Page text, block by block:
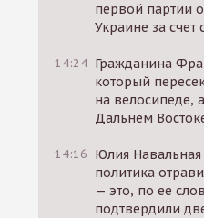
первой партии
Украине за счет
14:24 Гражданина
который
на велосипеде,
Дальнем
14:16 Юлия Навальная
политика
— это, по ее
подтвердили